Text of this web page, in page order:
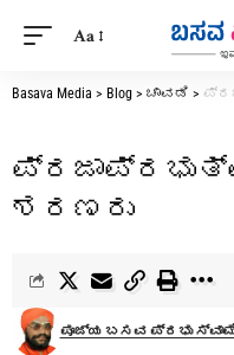
Aa
Basava Media > Blog > ಚಾವಡಿ >
ಶರಣರು
ಪೂಜ್ಯ ಬಸವ ಪ್ರಭು